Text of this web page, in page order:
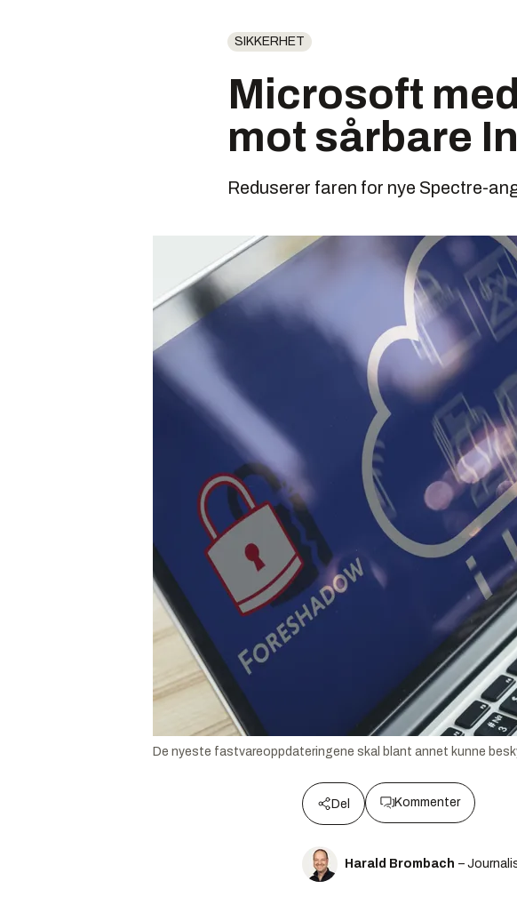
SIKKERHET
Microsoft
mot sårbare
Reduserer faren for nye Spectre-
De nyeste fastvareoppdateringene skal blant annet kunne
Del Kommenter
Harald Brombach –